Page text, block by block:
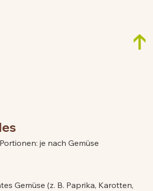
je nach Gemüse
Gemüse (z. B. Paprika, Karotten,
↑